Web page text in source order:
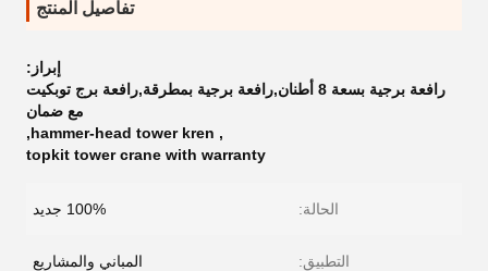
تفاصيل المنتج
إبراز:
رافعة برجية بسعة 8 أطنان,رافعة برجية بمطرقة,رافعة برج توبكيت
مع ضمان
,
hammer-head tower kren
,
topkit tower crane with warranty
الحالة: 100% جديد
التطبيق: المباني والمشاريع